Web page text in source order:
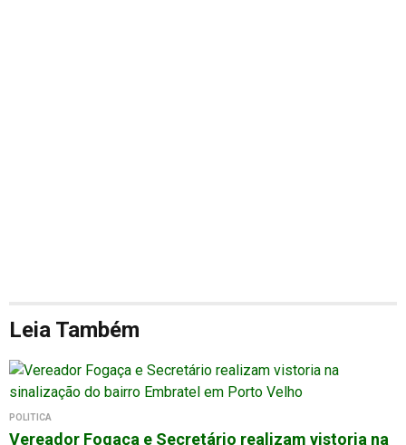
Leia Também
POLÍTICA
Vereador Fogaça e Secretário realizam vistoria na